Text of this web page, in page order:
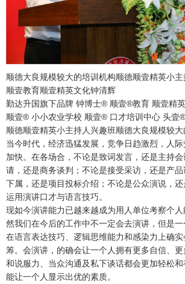
顺德大良规模较大的培训机构顺德顺壹精英小
顺壹教育顺壹精英文化钟清辉
勤达升国旗下品牌 钟博士® 顺壹®教育 顺壹精
顺壹® 小小农业学校 顺壹® 口才培训中心 头壹
顺德顺壹精英小主持人兴趣班顺德大良规模较
当今时代，经济迅猛发展，竞争日趋激烈，人
加快。在各场合，不论是致词发言，还是主持
请，还是商务谈判；不论是接受采访，还是产品
下属，还是项目投标介绍；不论是公众演说，
运用演讲口才与语言技巧。
现如今演讲能力已越来越成为用人单位考察个
然我们在今后的工作中不一定会去演讲，但是
在语言表达技巧、逻辑思维能力和感染力上确
筹。会演讲，的确会让一个人拥有更多自信、
和说服力、当众沟通及私下谈话都会更加轻松
能让一个人显示出优的素质。